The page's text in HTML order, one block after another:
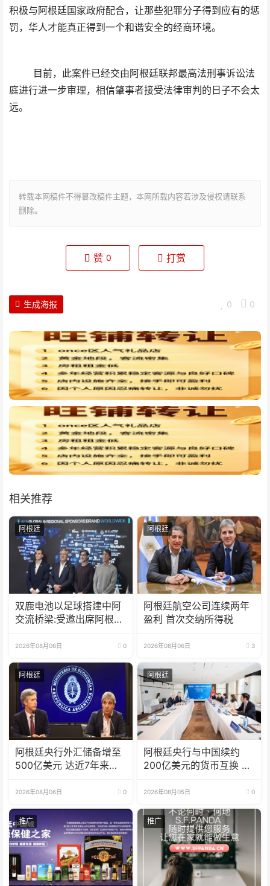
积极与阿根廷国家政府配合，让那些犯罪分子得到应有的惩
罚，华人才能真正得到一个和谐安全的经商环境。
目前，此案件已经交由阿根廷联邦最高法刑事诉讼法
庭进行进一步审理，相信肇事者接受法律审判的日子不会太
远。
转载本网稿件不得篡改稿件主题，本网所载内容若涉及侵权请联系
删除。
赞 0 打赏
0 0
生成海报
相关推荐
阿根廷
双鹿电池以足球搭建中阿
交流桥梁:受邀出席阿根廷
2026年08月06日 0
阿根廷
阿根廷航空公司连续两年
盈利 首次交纳所得税
2026年08月06日 3
阿根廷
阿根廷央行外汇储备增至
500亿美元 达近7年来最
2026年08月06日 0
阿根廷
阿根廷央行与中国续约
200亿美元的货币互换 有
2026年08月05日 0
推广 推广